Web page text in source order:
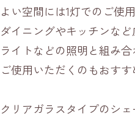
よい空間には1灯でのご使
ダイニングやキッチンな
ライトなどの照明と組み
ご使用いただくのもおすす
クリアガラスタイプのシ